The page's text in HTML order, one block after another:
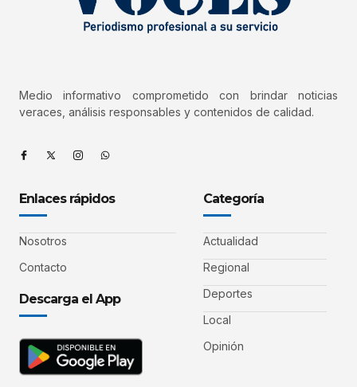
Medio informativo comprometido con brindar noticias
veraces, análisis responsables y contenidos de calidad.
Enlaces rápidos
Nosotros
Contacto
Descarga el App
Categoría
Actualidad
Regional
Deportes
Local
Opinión